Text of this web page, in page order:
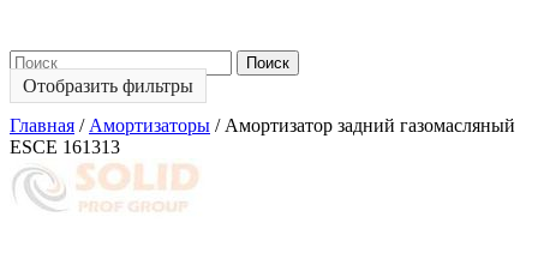
Поиск
Отобразить фильтры
Главная / Амортизаторы / Амортизатор задний газомасляный
ESCE 161313